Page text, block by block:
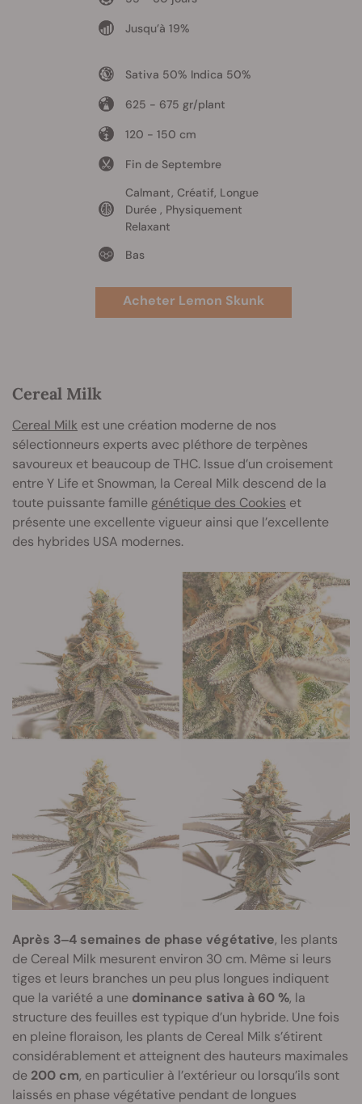
Jusqu’à 19%
Sativa 50% Indica 50%
625 - 675 gr/plant
120 - 150 cm
Fin de Septembre
Calmant, Créatif, Longue
Durée , Physiquement
Relaxant
Bas
Acheter Lemon Skunk
Cereal Milk
Cereal Milk est une création moderne de nos
sélectionneurs experts avec pléthore de terpènes
savoureux et beaucoup de THC. Issue d’un croisement
entre Y Life et Snowman, la Cereal Milk descend de la
toute puissante famille génétique des Cookies et
présente une excellente vigueur ainsi que l’excellente
des hybrides USA modernes.
Après 3‒4 semaines de phase végétative, les plants
de Cereal Milk mesurent environ 30 cm. Même si leurs
tiges et leurs branches un peu plus longues indiquent
que la variété a une dominance sativa à 60 %, la
structure des feuilles est typique d’un hybride. Une fois
en pleine floraison, les plants de Cereal Milk s’étirent
considérablement et atteignent des hauteurs maximales
de 200 cm, en particulier à l’extérieur ou lorsqu’ils sont
laissés en phase végétative pendant de longues